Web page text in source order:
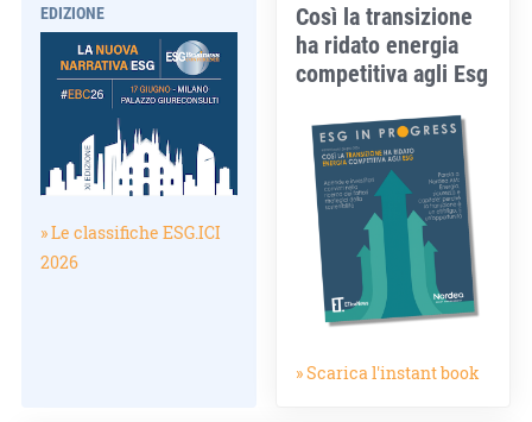
EDIZIONE
» Le classifiche ESG.ICI
2026
Così la transizione
ha ridato energia
competitiva agli Esg
» Scarica l'instant book